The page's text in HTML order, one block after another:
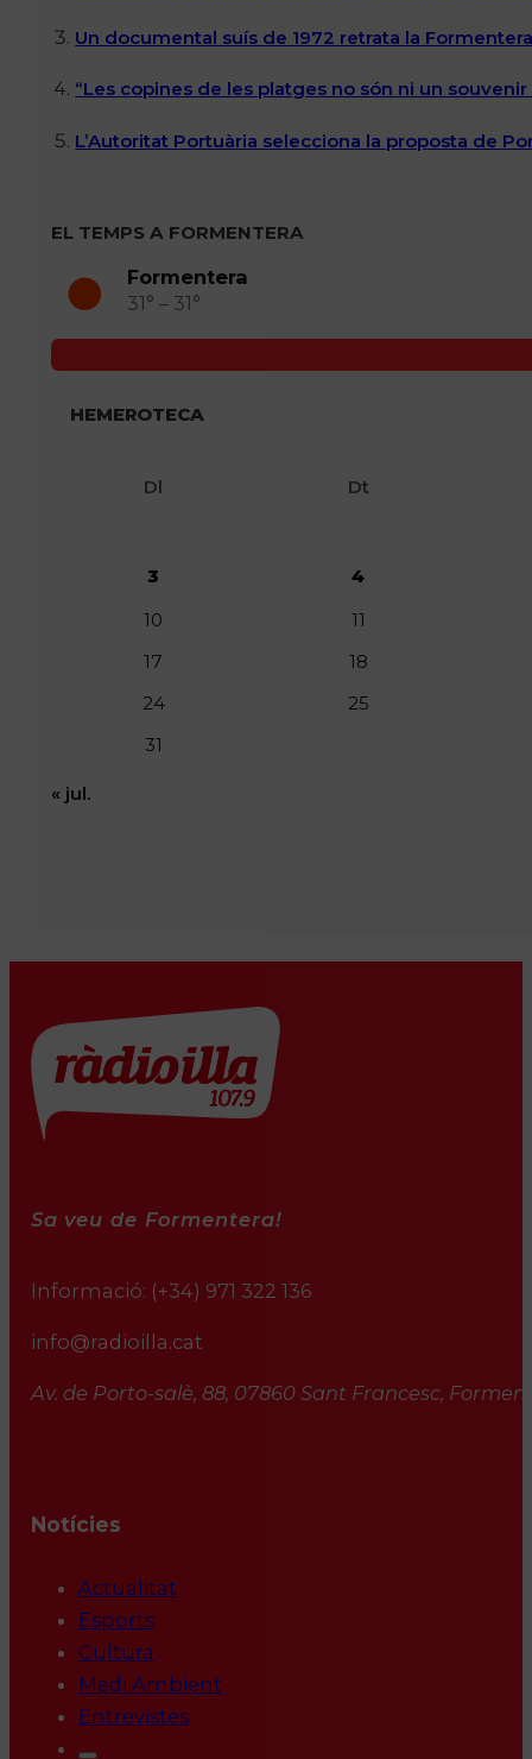
Un documental suís de 1972 retrata la
“Les copines de les platges no són ni un
L’Autoritat Portuària selecciona la proposta de
EL TEMPS A FORMENTERA
Formentera
31° – 31°
HEMEROTECA
Dl Dt
3
4
10
11
17
18
24
25
31
« jul.
Sa veu de Formentera!
Informació: (+34) 971 322 136
info@radioilla.cat
Av. de Porto-salè, 88, 07860 Sant Francesc,
Notícies
Actualitat
Esports
Cultura
Medi Ambient
Entrevistes